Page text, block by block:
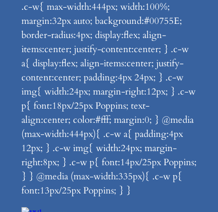
.c-w{ max-width:444px; width:100%;
margin:32px auto; background:#00755E;
border-radius:4px; display:flex; align-
items:center; justify-content:center; } .c-w
a{ display:flex; align-items:center; justify-
content:center; padding:4px 24px; } .c-w
img{ width:24px; margin-right:12px; } .c-w
p{ font:18px/25px Poppins; text-
align:center; color:#fff; margin:0; } @media
(max-width:444px){ .c-w a{ padding:4px
12px; } .c-w img{ width:24px; margin-
right:8px; } .c-w p{ font:14px/25px Poppins;
} } @media (max-width:335px){ .c-w p{
font:13px/25px Poppins; } }